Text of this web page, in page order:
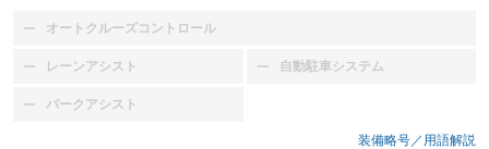
オートクルーズコントロール
：装備なし
レーンアシスト
：装備なし 自動駐車システム
：装備なし
パークアシスト
：装備なし
装備略号／用語解説